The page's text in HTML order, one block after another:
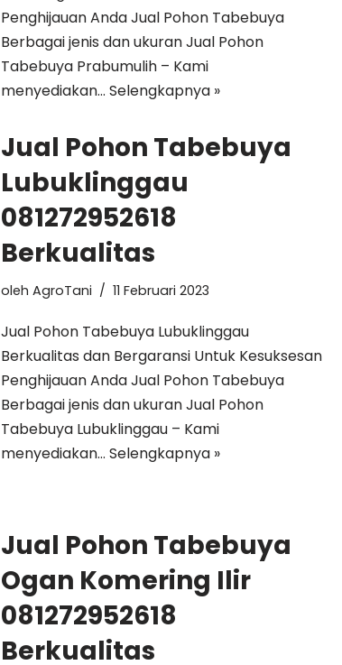
Penghijauan Anda Jual Pohon Tabebuya
Berbagai jenis dan ukuran Jual Pohon
Tabebuya Prabumulih – Kami
menyediakan… Selengkapnya »
Jual Pohon Tabebuya
Lubuklinggau
081272952618
Berkualitas
oleh AgroTani 11 Februari 2023
Jual Pohon Tabebuya Lubuklinggau
Berkualitas dan Bergaransi Untuk Kesuksesan
Penghijauan Anda Jual Pohon Tabebuya
Berbagai jenis dan ukuran Jual Pohon
Tabebuya Lubuklinggau – Kami
menyediakan… Selengkapnya »
Jual Pohon Tabebuya
Ogan Komering Ilir
081272952618
Berkualitas